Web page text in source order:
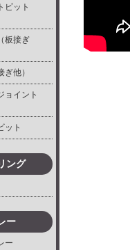
ビット
板接ぎ
他）
ョイント
ット
ング
ー
ー